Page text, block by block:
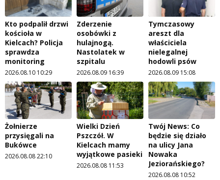
Kto podpalił drzwi
kościoła w
Kielcach? Policja
sprawdza
monitoring
2026.08.10 10:29
Zderzenie
osobówki z
hulajnogą.
Nastolatek w
szpitalu
2026.08.09 16:39
Tymczasowy
areszt dla
właściciela
nielegalnej
hodowli psów
2026.08.09 15:08
Żołnierze
przysięgali na
Bukówce
2026.08.08 22:10
Wielki Dzień
Pszczół. W
Kielcach mamy
wyjątkowe pasieki
2026.08.08 11:53
Twój News: Co
będzie się działo
na ulicy Jana
Nowaka
Jeziorańskiego?
2026.08.08 10:52